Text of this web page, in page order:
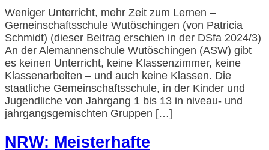
Weniger Unterricht, mehr Zeit zum Lernen –
Gemeinschaftsschule Wutöschingen (von Patricia
Schmidt) (dieser Beitrag erschien in der DSfa 2024/3)
An der Alemannenschule Wutöschingen (ASW) gibt
es keinen Unterricht, keine Klassenzimmer, keine
Klassenarbeiten – und auch keine Klassen. Die
staatliche Gemeinschaftsschule, in der Kinder und
Jugendliche von Jahrgang 1 bis 13 in niveau- und
jahrgangsgemischten Gruppen […]
NRW: Meisterhafte